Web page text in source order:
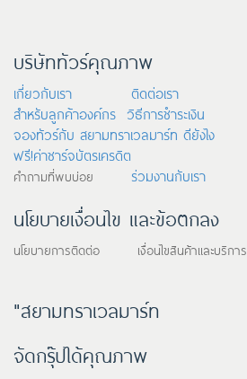
บริษัททัวร์คุณภาพ
เกี่ยวกับเรา
ติดต่อเรา
สำหรับลูกค้าองค์กร วิธีการชำระเงิน
จองทัวร์กับ สยามทราเวลมาร์ท ดียังไง
ฟรี!ค่าชาร์จบัตรเครดิต
คำถามที่พบบ่อย ร่วมงานกับเรา
นโยบายเงื่อนไข และข้อตกลง
นโยบายการติดต่อ เงื่อนไขสินค้าและบริการ
"สยามทราเวลมาร์ท
จัดกรุ๊ปได้คุณภาพ